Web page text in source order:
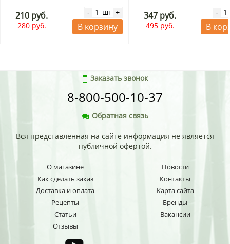
210 руб.
280 руб.
- шт +
В корзину
347 руб.
495 руб.
-
В
Заказать звонок
8-800-500-10-37
Обратная связь
Вся представленная на сайте информация не является
публичной офертой.
О магазине
Как сделать заказ
Доставка и оплата
Рецепты
Статьи
Отзывы
Новости
Контакты
Карта сайта
Бренды
Вакансии